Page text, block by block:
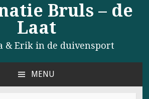
Bruls – de
Laat
& Erik in de duivensport
MENU